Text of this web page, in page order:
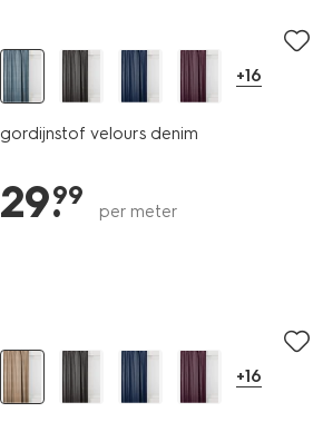
+16
gordijnstof velours denim
29.
99
per meter
+16